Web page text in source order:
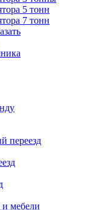
5 тонн
7 тонн
переезд
и мебели